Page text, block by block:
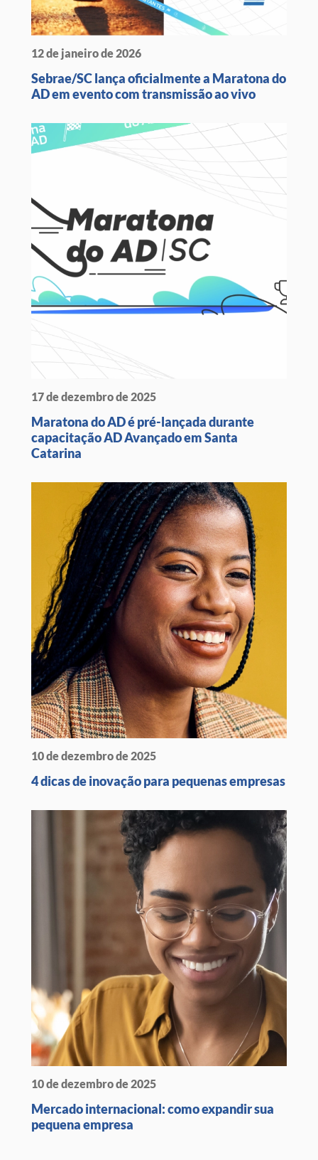
12 de janeiro de 2026
Sebrae/SC lança oficialmente a Maratona do
AD em evento com transmissão ao vivo
17 de dezembro de 2025
Maratona do AD é pré-lançada durante
capacitação AD Avançado em Santa
Catarina
10 de dezembro de 2025
4 dicas de inovação para pequenas empresas
10 de dezembro de 2025
Mercado internacional: como expandir sua
pequena empresa